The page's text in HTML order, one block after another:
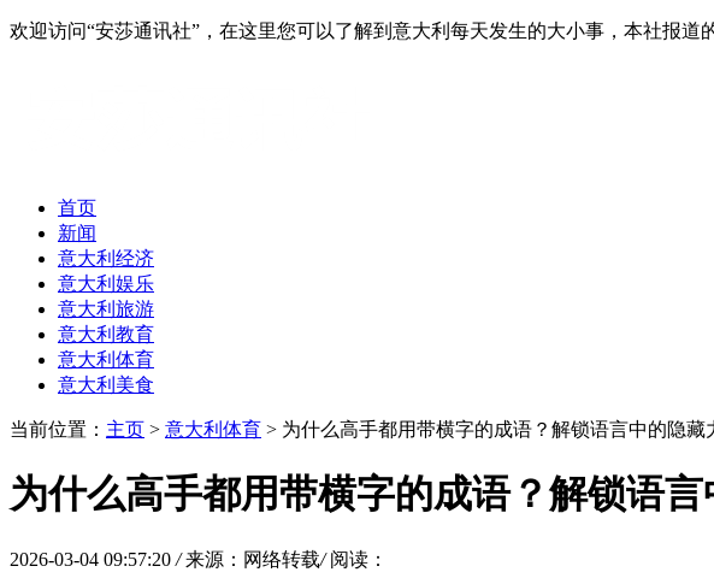
欢迎访问“安莎通讯社”，在这里您可以了解到意大利每天发生的大小事，本社报
首页
新闻
意大利经济
意大利娱乐
意大利旅游
意大利教育
意大利体育
意大利美食
当前位置： 主页 > 意大利体育 > 为什么高手都用带横字的成语？解锁语言中的隐藏
为什么高手都用带横字的成语？解锁语
2026-03-04 09:57:20 / 来源：网络转载/ 阅读：